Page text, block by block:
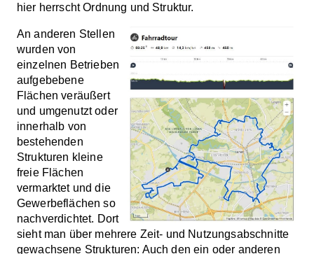
hier herrscht Ordnung und Struktur.
An anderen Stellen
wurden von
einzelnen Betrieben
aufgebebene
Flächen veräußert
und umgenutzt oder
innerhalb von
bestehenden
Strukturen kleine
freie Flächen
vermarktet und die
Gewerbeflächen so
nachverdichtet. Dort
sieht man über mehrere Zeit- und Nutzungsabschnitte
gewachsene Strukturen: Auch den ein oder anderen